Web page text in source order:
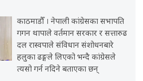
काठमाडौँ । नेपाली कांग्रेसका सभापति
गगन थापाले वर्तमान सरकार र सत्तारुढ
दल रास्वपाले संविधान संशोधनबारे
हलुका ढङ्गले लिएको भन्दै कांग्रेसले
त्यसो गर्न नदिने बताएका छन्